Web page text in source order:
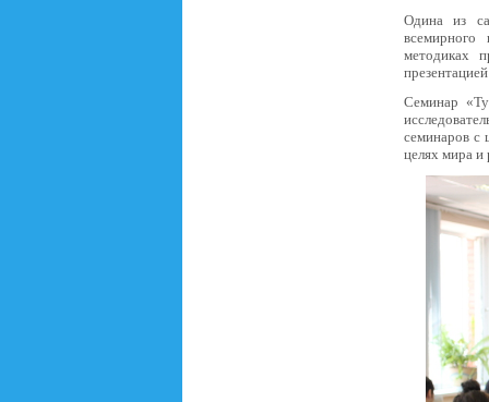
Одина из
методиках
Семинар
семинаров
целях мира